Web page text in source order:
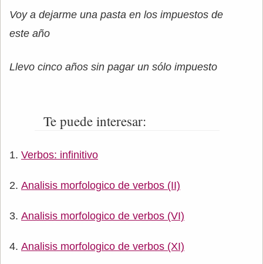
Voy a dejarme una pasta en los impuestos de
este año
Llevo cinco años sin pagar un sólo impuesto
Te puede interesar:
Verbos: infinitivo
Analisis morfologico de verbos (II)
Analisis morfologico de verbos (VI)
Analisis morfologico de verbos (XI)